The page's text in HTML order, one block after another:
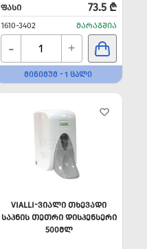
ᲤᲐᲡᲘ 73.5 ₾
1610-3402 ᲛᲐᲠᲐᲒᲨᲘᲐ
- +
ᲛᲘᲜᲘᲛᲣᲛ - 1 ᲪᲐᲚᲘ
VIALLI-ᲕᲘᲐᲚᲘ ᲗᲮᲔᲕᲐᲓᲘ
ᲡᲐᲞᲜᲘᲡ ᲗᲔᲗᲠᲘ ᲓᲘᲡᲞᲔᲜᲡᲔᲠᲘ
500ᲛᲚ